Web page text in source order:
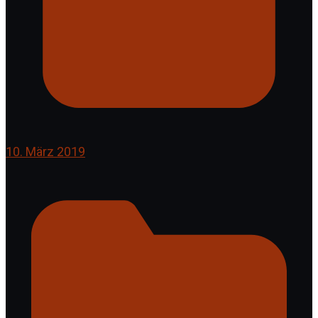
10. März 2019